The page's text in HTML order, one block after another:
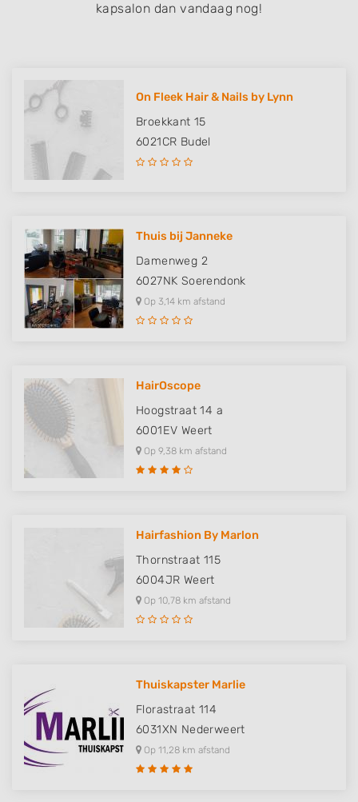
kapsalon dan vandaag nog!
On Fleek Hair & Nails by Lynn
Broekkant 15
6021CR Budel
Thuis bij Janneke
Damenweg 2
6027NK Soerendonk
Op 3,14 km afstand
HairOscope
Hoogstraat 14 a
6001EV Weert
Op 9,38 km afstand
Hairfashion By Marlon
Thornstraat 115
6004JR Weert
Op 10,78 km afstand
Thuiskapster Marlie
Florastraat 114
6031XN Nederweert
Op 11,28 km afstand